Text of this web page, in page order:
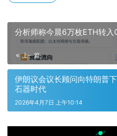
分析师称今晨6万枚ETH转
上一篇
伊朗议会议长顾问向特朗普
石器时代
2026年4月7日 上午10:14